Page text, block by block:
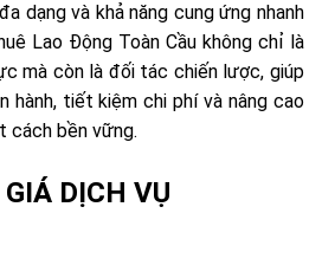
dạng và khả năng cung ứng nhanh
Lao Động Toàn Cầu không chỉ là
mà còn là đối tác chiến lược, giúp
hành, tiết kiệm chi phí và nâng cao
cách bền vững.
GIÁ DỊCH VỤ